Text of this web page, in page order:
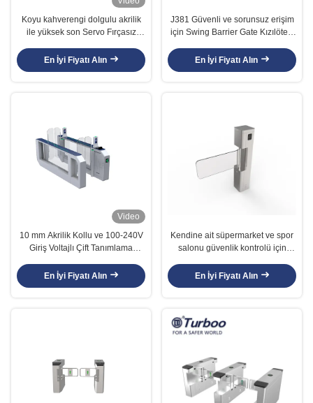
Koyu kahverengi dolgulu akrilik
ile yüksek son Servo Fırçasız
kapıları
En İyi Fiyatı Alın
J381 Güvenli ve sorunsuz erişim
için Swing Barrier Gate Kızılötesi
En İyi Fiyatı Alın
Video
10 mm Akrilik Kollu ve 100-240V
Giriş Voltajlı Çift Tanımlama
En İyi Fiyatı Alın
Kendine ait süpermarket ve spor
salonu güvenlik kontrolü için
mekanizması
En İyi Fiyatı Alın